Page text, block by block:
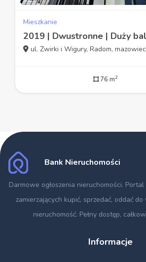
Mieszkanie
ul. Żwirki i Wigury, Radom,
76 m2
Bank Nieruchomości
Darmowe ogłoszenia nieruchomości.
zamierzających kupić, sprzedać, oddać
nieruchomość. Pełny dostęp,
Informacje